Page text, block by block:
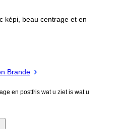
képi, beau centrage et en
Brande
wat u ziet is wat u